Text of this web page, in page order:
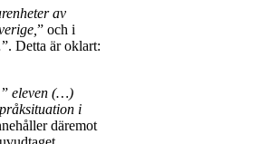
av
” och i
Detta är oklart:
eleven (…)
i
däremot